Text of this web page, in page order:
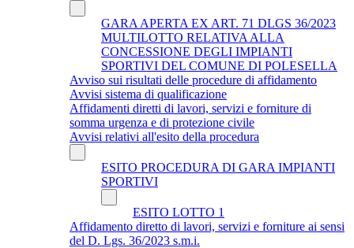
GARA APERTA EX ART. 71 DLGS 36/2023
MULTILOTTO RELATIVA ALLA
CONCESSIONE DEGLI IMPIANTI
SPORTIVI DEL COMUNE DI POLESELLA
Avviso sui risultati delle procedure di affidamento
Avvisi sistema di qualificazione
Affidamenti diretti di lavori, servizi e forniture di
somma urgenza e di protezione civile
Avvisi relativi all'esito della procedura
ESITO PROCEDURA DI GARA IMPIANTI
SPORTIVI
ESITO LOTTO 1
Affidamento diretto di lavori, servizi e forniture ai sensi
del D. Lgs. 36/2023 s.m.i.